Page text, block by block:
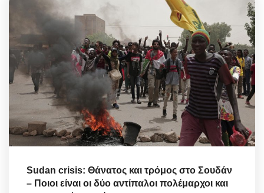
Sudan crisis: Θάνατος και τρόμος στο Σουδάν
– Ποιοι είναι οι δύο αντίπαλοι πολέμαρχοι και